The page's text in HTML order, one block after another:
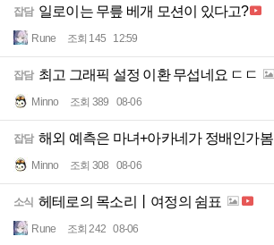
잡담 일로이는 무릎 베개 모션이 있다고?
Rune 조회 145 12:59
잡담 최고 그래픽 설정 이환 무섭네요 ㄷㄷ
Minno 조회 389 08-06
잡담 해외 예측은 마녀+아카네가 정배인가봄
Minno 조회 308 08-06
소식 헤테로의 목소리丨여정의 쉼표
Rune 조회 242 08-06